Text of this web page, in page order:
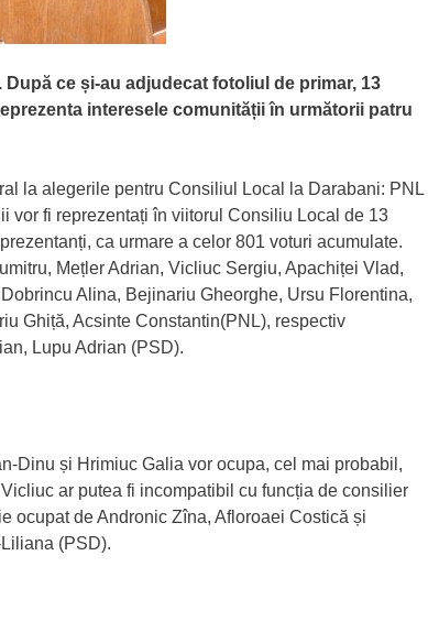
ce și-au adjudecat fotoliul de primar, 13
interesele comunității în următorii patru
la alegerile pentru Consiliul Local la Darabani: PNL
vor fi reprezentați în viitorul Consiliu Local de 13
ca urmare a celor 801 voturi acumulate.
Mețler Adrian, Vicliuc Sergiu, Apachiței Vlad,
Alina, Bejinariu Gheorghe, Ursu Florentina,
Ghiță, Acsinte Constantin(PNL), respectiv
Lupu Adrian (PSD).
Dinu și Hrimiuc Galia vor ocupa, cel mai probabil,
ar putea fi incompatibil cu funcția de consilier
ocupat de Andronic Zîna, Afloroaei Costică și
(PSD).